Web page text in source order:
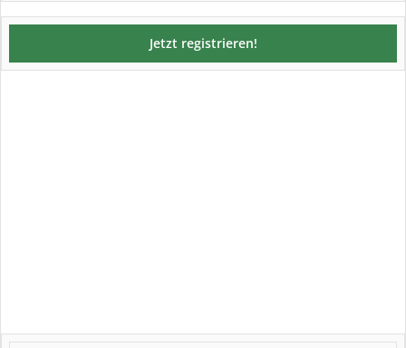
Jetzt registrieren!